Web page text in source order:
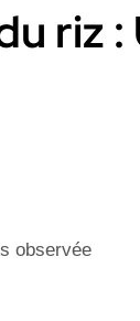
riz :